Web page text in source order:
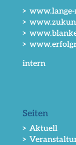
>
>
>
>
intern
Seiten
> Aktuell
>